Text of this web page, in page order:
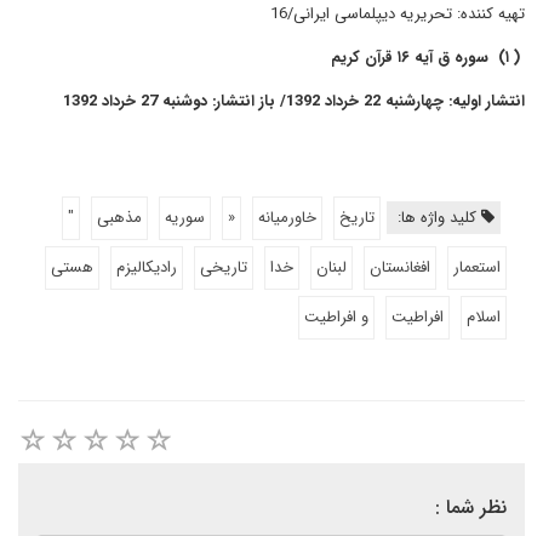
تهیه کننده: تحریریه دیپلماسی ایرانی/16
( ۱)
سوره ق آیه ۱۶ قرآن کریم
انتشار اولیه: چهارشنبه 22 خرداد 1392/ باز انتشار: دوشنبه 27 خرداد 1392
کلید واژه ها: تاریخ خاورمیانه « سوریه مذهبی
"
استعمار
افغانستان لبنان خدا تاریخی رادیکالیزم
هستی
اسلام
افراطیت و افراطیت
نظر شما :